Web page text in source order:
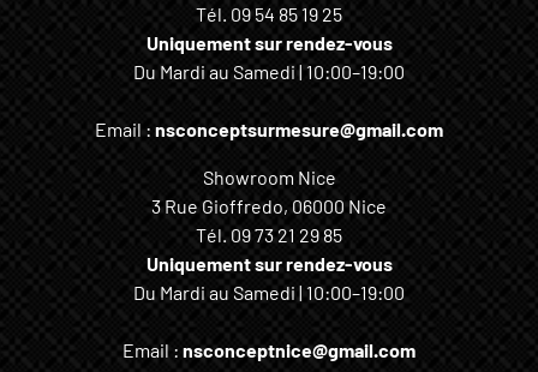
Tél. 09 54 85 19 25
Uniquement sur rendez-vous
Du Mardi au Samedi | 10:00–19:00
Email : nsconceptsurmesure@gmail.com
Showroom Nice
3 Rue Gioffredo, 06000 Nice
Tél. 09 73 21 29 85
Uniquement sur rendez-vous
Du Mardi au Samedi | 10:00–19:00
Email : nsconceptnice@gmail.com